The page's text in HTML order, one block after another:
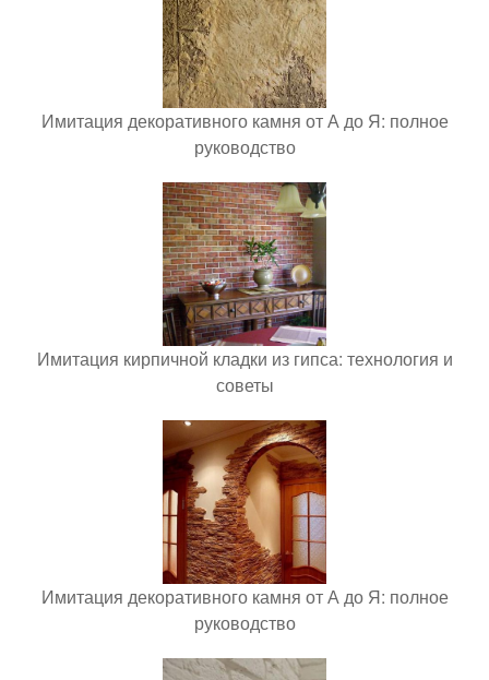
Имитация декоративного камня от А до Я: полное
руководство
Имитация кирпичной кладки из гипса: технология и
советы
Имитация декоративного камня от А до Я: полное
руководство